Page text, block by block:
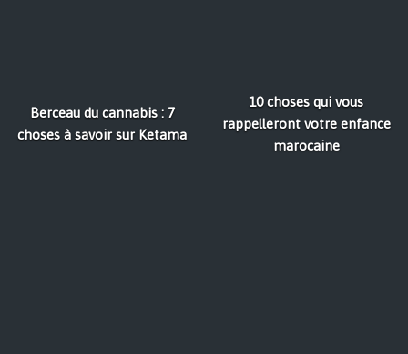
Berceau du cannabis : 7
choses à savoir sur Ketama
10 choses qui vous
rappelleront votre enfance
marocaine